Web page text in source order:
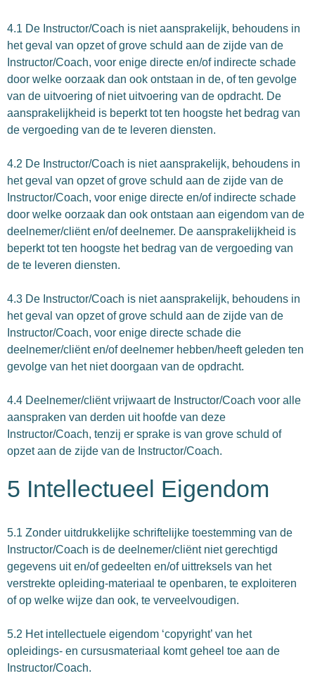
4.1 De Instructor/Coach is niet aansprakelijk, behoudens in
het geval van opzet of grove schuld aan de zijde van de
Instructor/Coach, voor enige directe en/of indirecte schade
door welke oorzaak dan ook ontstaan in de, of ten gevolge
van de uitvoering of niet uitvoering van de opdracht. De
aansprakelijkheid is beperkt tot ten hoogste het bedrag van
de vergoeding van de te leveren diensten.
4.2 De Instructor/Coach is niet aansprakelijk, behoudens in
het geval van opzet of grove schuld aan de zijde van de
Instructor/Coach, voor enige directe en/of indirecte schade
door welke oorzaak dan ook ontstaan aan eigendom van de
deelnemer/cliënt en/of deelnemer. De aansprakelijkheid is
beperkt tot ten hoogste het bedrag van de vergoeding van
de te leveren diensten.
4.3 De Instructor/Coach is niet aansprakelijk, behoudens in
het geval van opzet of grove schuld aan de zijde van de
Instructor/Coach, voor enige directe schade die
deelnemer/cliënt en/of deelnemer hebben/heeft geleden ten
gevolge van het niet doorgaan van de opdracht.
4.4 Deelnemer/cliënt vrijwaart de Instructor/Coach voor alle
aanspraken van derden uit hoofde van deze
Instructor/Coach, tenzij er sprake is van grove schuld of
opzet aan de zijde van de Instructor/Coach.
5 Intellectueel Eigendom
5.1 Zonder uitdrukkelijke schriftelijke toestemming van de
Instructor/Coach is de deelnemer/cliënt niet gerechtigd
gegevens uit en/of gedeelten en/of uittreksels van het
verstrekte opleiding-materiaal te openbaren, te exploiteren
of op welke wijze dan ook, te verveelvoudigen.
5.2 Het intellectuele eigendom ‘copyright’ van het
opleidings- en cursusmateriaal komt geheel toe aan de
Instructor/Coach.